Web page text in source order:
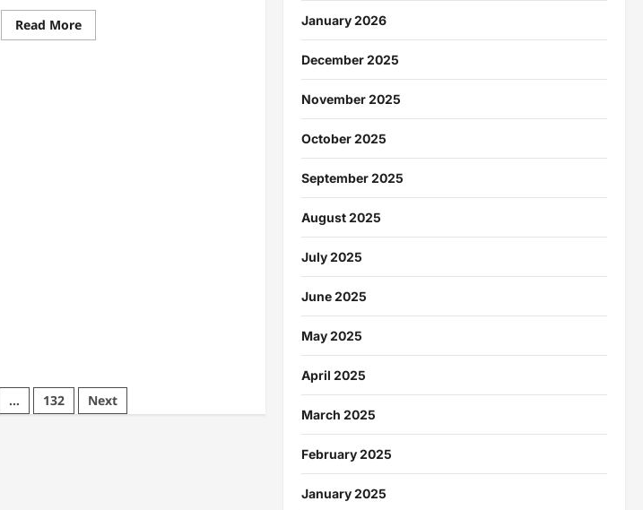
Read MoreRead
more
… 132 Next
January 2026
December 2025
November 2025
October 2025
September 2025
August 2025
July 2025
June 2025
May 2025
April 2025
March 2025
February 2025
January 2025